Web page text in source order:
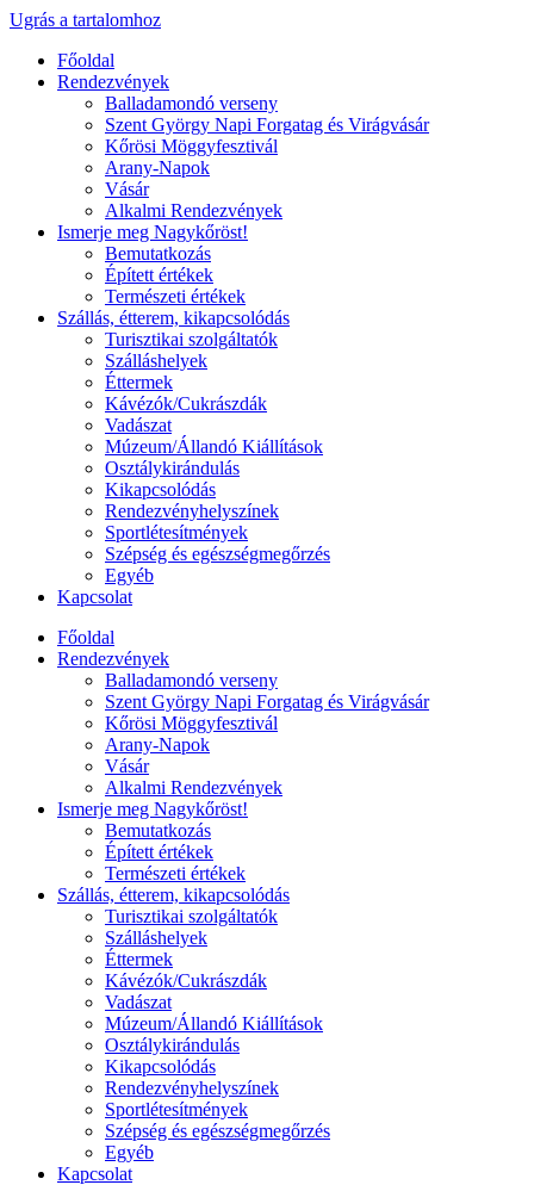
Ugrás a tartalomhoz
Főoldal
Rendezvények
Balladamondó verseny
Szent György Napi Forgatag és Virágvásár
Kőrösi Möggyfesztivál
Arany-Napok
Vásár
Alkalmi Rendezvények
Ismerje meg Nagykőröst!
Bemutatkozás
Épített értékek
Természeti értékek
Szállás, étterem, kikapcsolódás
Turisztikai szolgáltatók
Szálláshelyek
Éttermek
Kávézók/Cukrászdák
Vadászat
Múzeum/Állandó Kiállítások
Osztálykirándulás
Kikapcsolódás
Rendezvényhelyszínek
Sportlétesítmények
Szépség és egészségmegőrzés
Egyéb
Kapcsolat
Főoldal
Rendezvények
Balladamondó verseny
Szent György Napi Forgatag és Virágvásár
Kőrösi Möggyfesztivál
Arany-Napok
Vásár
Alkalmi Rendezvények
Ismerje meg Nagykőröst!
Bemutatkozás
Épített értékek
Természeti értékek
Szállás, étterem, kikapcsolódás
Turisztikai szolgáltatók
Szálláshelyek
Éttermek
Kávézók/Cukrászdák
Vadászat
Múzeum/Állandó Kiállítások
Osztálykirándulás
Kikapcsolódás
Rendezvényhelyszínek
Sportlétesítmények
Szépség és egészségmegőrzés
Egyéb
Kapcsolat